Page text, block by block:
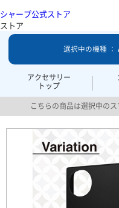
シャープ公式ストア
ストア
アクセサリー
トップ
選択中の機種 ：
こちらの商品は選択中の